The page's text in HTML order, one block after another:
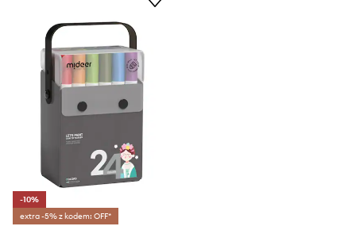
-10%
extra -5% z kodem: OFF*